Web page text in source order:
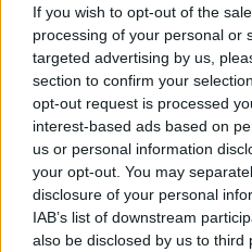
If you wish to opt-out of the
processing of your personal or
targeted advertising by us,
section to confirm your
opt-out request is processed
interest-based ads based on
us or personal information
your opt-out. You may
disclosure of your personal
IAB’s list of downstream
also be disclosed by us to third